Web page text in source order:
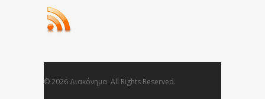
© 2026 Διακόνημα. All Rights Reserved.